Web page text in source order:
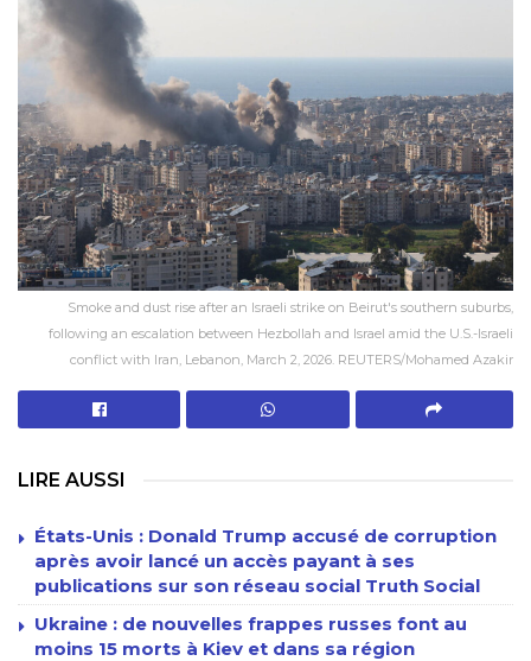
Smoke and dust rise after an Israeli strike on Beirut's southern suburbs,
following an escalation between Hezbollah and Israel amid the U.S.-Israeli
conflict with Iran, Lebanon, March 2, 2026. REUTERS/Mohamed Azakir
LIRE AUSSI
États-Unis : Donald Trump accusé de corruption
après avoir lancé un accès payant à ses
publications sur son réseau social Truth Social
Ukraine : de nouvelles frappes russes font au
moins 15 morts à Kiev et dans sa région